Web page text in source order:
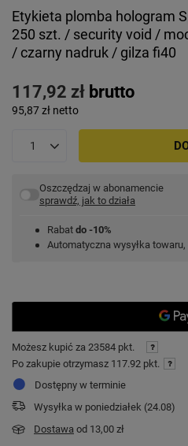
Etykieta plomba hologram
250 szt. / security void /
/ czarny nadruk / gilza fi40
117,92 zł brutto
95,87 zł netto
Oszczędzaj w abonamencie
sprawdź, jak to działa
Rabat do -10%
Automatyczna wysyłka towaru,
Możesz kupić za 23584 pkt.
Po zakupie otrzymasz 117.92 pkt.
Dostępny w terminie
Wysyłka w poniedziałek (24.08)
Dostawa od 13,00 zł